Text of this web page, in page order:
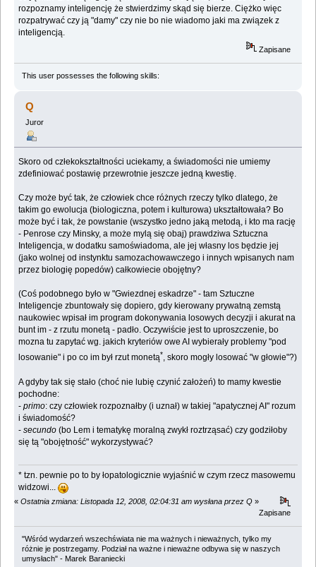
rozpoznamy inteligencję że stwierdzimy skąd się bierze. Ciężko więc
rozpatrywać czy ją "damy" czy nie bo nie wiadomo jaki ma związek z
inteligencją.
Zapisane
This user possesses the following skills:
Q
Juror
Skoro od człekokształtności uciekamy, a świadomości nie umiemy
zdefiniować postawię przewrotnie jeszcze jedną kwestię.
Czy może być tak, że człowiek chce różnych rzeczy tylko dlatego, że
takim go ewolucja (biologiczna, potem i kulturowa) ukształtowała? Bo
może być i tak, że powstanie (wszystko jedno jaką metodą, i kto ma rację
- Penrose czy Minsky, a może mylą się obaj) prawdziwa Sztuczna
Inteligencja, w dodatku samoświadoma, ale jej własny los będzie jej
(jako wolnej od instynktu samozachowawczego i innych wpisanych nam
przez biologię popedów) całkowiecie obojętny?
(Coś podobnego było w "Gwiezdnej eskadrze" - tam Sztuczne
Inteligencje zbuntowały się dopiero, gdy kierowany prywatną zemstą
naukowiec wpisał im program dokonywania losowych decyzji i akurat na
bunt im - z rzutu monetą - padło. Oczywiście jest to uproszczenie, bo
mozna tu zapytać wg. jakich kryteriów owe AI wybierały problemy "pod
losowanie" i po co im był rzut monetą*, skoro mogły losować "w głowie"?)
A gdyby tak się stało (choć nie lubię czynić założeń) to mamy kwestie
pochodne:
-primo: czy człowiek rozpoznałby (i uznał) w takiej "apatycznej AI" rozum
i świadomość?
-secundo (bo Lem i tematykę moralną zwykł roztrząsać) czy godziłoby
się tą "obojętność" wykorzystywać?
* tzn. pewnie po to by łopatologicznie wyjaśnić w czym rzecz masowemu
widzowi...
« Ostatnia zmiana: Listopada 12, 2008, 02:04:31 am wysłana przez Q »
Zapisane
"Wśród wydarzeń wszechświata nie ma ważnych i nieważnych, tylko my
różnie je postrzegamy. Podział na ważne i nieważne odbywa się w naszych
umysłach" - Marek Baraniecki